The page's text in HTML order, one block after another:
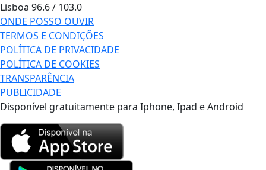
Lisboa 96.6 / 103.0
ONDE POSSO OUVIR
TERMOS E CONDIÇÕES
POLÍTICA DE PRIVACIDADE
POLÍTICA DE COOKIES
TRANSPARÊNCIA
PUBLICIDADE
Disponível gratuitamente para Iphone, Ipad e Android